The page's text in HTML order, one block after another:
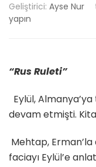
Geliştirici: Ayse Nur
yapın
“Rus Ruleti”
Eylül, Almanya’ya
devam etmişti.
Mehtap, Erman’la
faciayı Eylül’e